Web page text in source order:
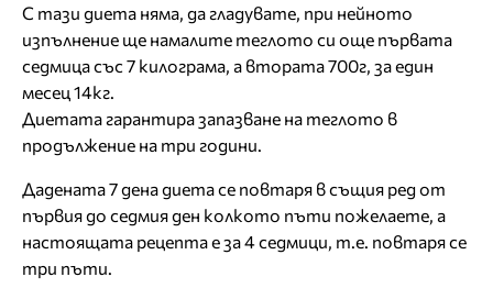
С тази диета няма, да гладувате, при нейното
изпълнение ще намалите теглото си още първата
седмица със 7 килограма, а втората 700г, за един
месец 14кг.
Диетата гарантира запазване на теглото в
продължение на три години.
Дадената 7 дена диета се повтаря в същия ред от
първия до седмия ден колкото пъти пожелаете, а
настоящата рецепта е за 4 седмици, т.е. повтаря се
три пъти.